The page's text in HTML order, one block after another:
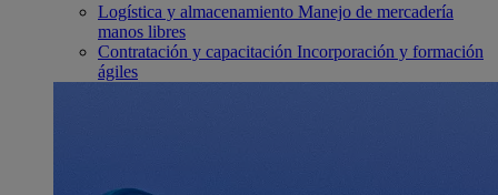
Logística y almacenamiento Manejo de mercadería
manos libres
Contratación y capacitación Incorporación y formación
ágiles